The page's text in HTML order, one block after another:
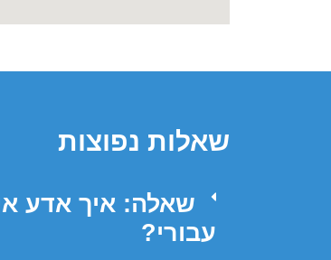
שאלות נפוצות
שאלה: איך אדע
עבורי?